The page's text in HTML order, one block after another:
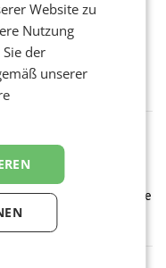
und macht
Gewinn
AMSTERDAM. Der
hat im
operativ
und die
übertroffen.
ARA und
am POS über
August hinweg rücken die
AG (ARA) und der
die Initiative
Website zu
Nutzung
der
unserer